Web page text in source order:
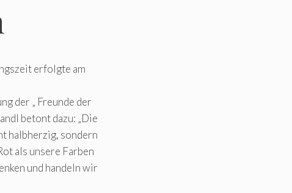
erfolgte am
der „ Freunde der
betont dazu: „Die
halbherzig, sondern
als unsere Farben
und handeln wir